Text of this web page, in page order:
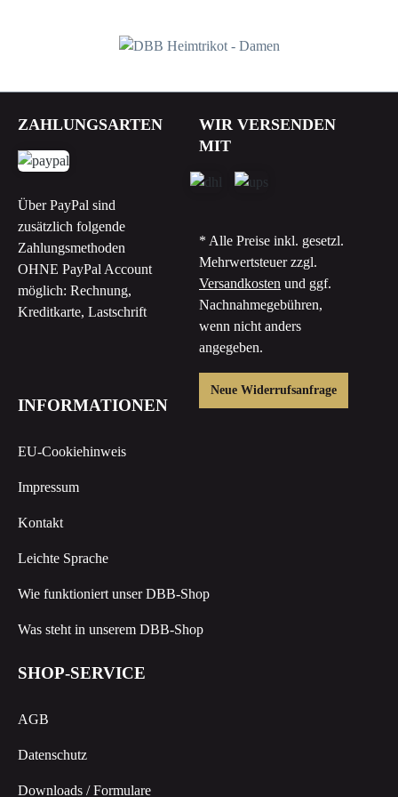
ZAHLUNGSARTEN
Über PayPal sind
zusätzlich folgende
Zahlungsmethoden
OHNE PayPal Account
möglich: Rechnung,
Kreditkarte, Lastschrift
WIR VERSENDEN
MIT
* Alle Preise inkl. gesetzl.
Mehrwertsteuer zzgl.
Versandkosten und ggf.
Nachnahmegebühren,
wenn nicht anders
angegeben.
Neue Widerrufsanfrage
INFORMATIONEN
EU-Cookiehinweis
Impressum
Kontakt
Leichte Sprache
Wie funktioniert unser DBB-Shop
Was steht in unserem DBB-Shop
SHOP-SERVICE
AGB
Datenschutz
Downloads / Formulare